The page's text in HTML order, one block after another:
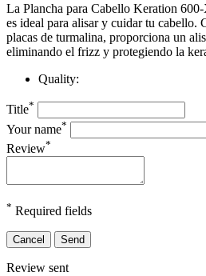
La Plancha para Cabello Keration
es ideal para alisar y cuidar tu cabello.
placas de turmalina, proporciona un
eliminando el frizz y protegiendo la
Quality:
Title*
Your name*
Review*
* Required fields
Cancel Send
Review sent